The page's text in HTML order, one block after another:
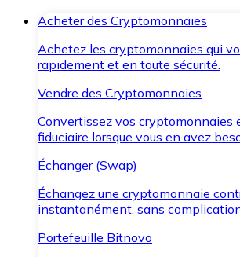
Acheter des Cryptomonnaies
Achetez les cryptomonnaies qui
rapidement et en toute sécurité.
Vendre des Cryptomonnaies
Convertissez vos cryptomonnaies
fiduciaire lorsque vous en avez
Échanger (Swap)
Échangez une cryptomonnaie
instantanément, sans
Portefeuille Bitnovo